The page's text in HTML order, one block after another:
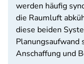
werden häufig
die Raumluft
diese beiden
Planungsaufwand
Anschaffung und